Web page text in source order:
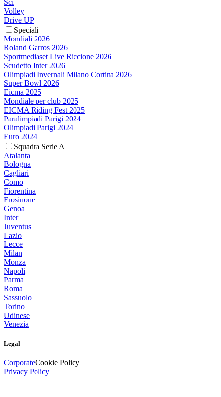
Sci
Volley
Drive UP
Speciali
Mondiali 2026
Roland Garros 2026
Sportmediaset Live Riccione 2026
Scudetto Inter 2026
Olimpiadi Invernali Milano Cortina 2026
Super Bowl 2026
Eicma 2025
Mondiale per club 2025
EICMA Riding Fest 2025
Paralimpiadi Parigi 2024
Olimpiadi Parigi 2024
Euro 2024
Squadra Serie A
Atalanta
Bologna
Cagliari
Como
Fiorentina
Frosinone
Genoa
Inter
Juventus
Lazio
Lecce
Milan
Monza
Napoli
Parma
Roma
Sassuolo
Torino
Udinese
Venezia
Legal
CorporateCookie Policy
Privacy Policy